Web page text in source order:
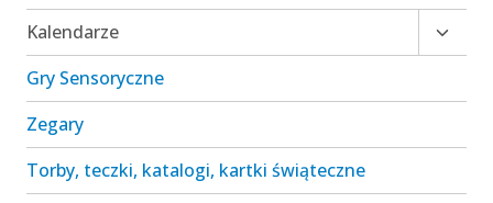
Kalendarze
menu
Gry Sensoryczne
Zegary
Torby, teczki, katalogi, kartki świąteczne